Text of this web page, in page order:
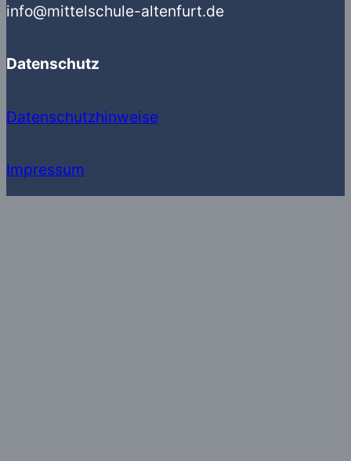
info@mittelschule-altenfurt.de
Datenschutz
Datenschutzhinweise
Impressum